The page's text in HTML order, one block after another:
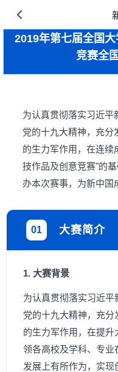
2019年第七届全国
竞赛全
为认真贯彻落实习近平
党的十九大精神，充分
的生力军作用，在连续
技作品及创意竞赛"的
办本次赛事，为新中国
01 大赛简介
1. 大赛背景
为认真贯彻落实习近
党的十九大精神，充
的生力军作用，在提升
领各高校及学科、专业
发展上有所作为，实